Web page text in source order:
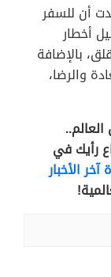
أن للسفر
أخطار
بالإضافة
والرضا،
رأيك في
الأخبار